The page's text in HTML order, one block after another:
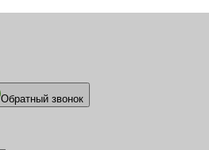
Обратный звонок